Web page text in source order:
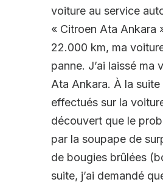
voiture au service
« Citroen Ata Ankara
22.000 km, ma
panne. J’ai laissé ma
Ata Ankara. À la
effectués sur la
découvert que le
par la soupape de
de bougies brûlées
suite, j’ai demandé